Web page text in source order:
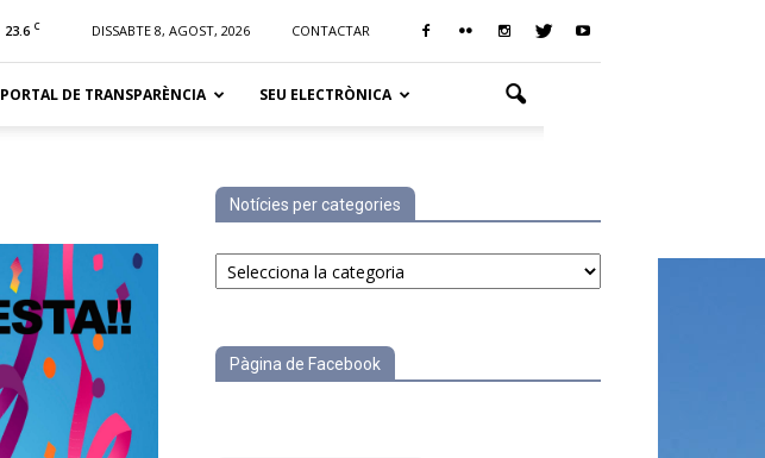
23.6 C DISSABTE 8, AGOST, 2026 CONTACTAR
PORTAL DE TRANSPARÈNCIA SEU ELECTRÒNICA
Notícies per categories
Notícies
per
Pàgina de Facebook